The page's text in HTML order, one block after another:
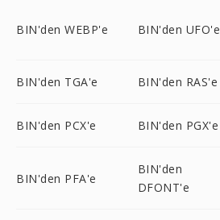
BIN'den WEBP'e BIN'den UFO'e
BIN'den TGA'e BIN'den RAS'e
BIN'den PCX'e BIN'den PGX'e
BIN'den PFA'e
BIN'den
DFONT'e